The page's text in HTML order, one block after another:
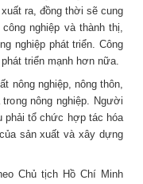
ra, đồng thời sẽ cung
nghiệp và thành thị,
nghiệp phát triển. Công
triển mạnh hơn nữa.
nông nghiệp, nông thôn,
nông nghiệp. Người
phải tổ chức hợp tác hóa
sản xuất và xây dựng
Chủ tịch Hồ Chí Minh